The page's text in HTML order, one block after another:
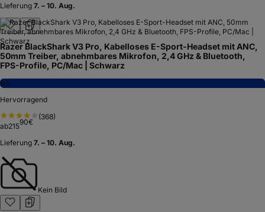
Lieferung 7. – 10. Aug.
Razer BlackShark V3 Pro, Kabelloses E-Sport-Headset mit ANC,
50mm Treiber, abnehmbares Mikrofon, 2,4 GHz & Bluetooth,
FPS-Profile, PC/Mac | Schwarz
8,5
Hervorragend
(368)
ab21590€
Lieferung 7. – 10. Aug.
Kein Bild